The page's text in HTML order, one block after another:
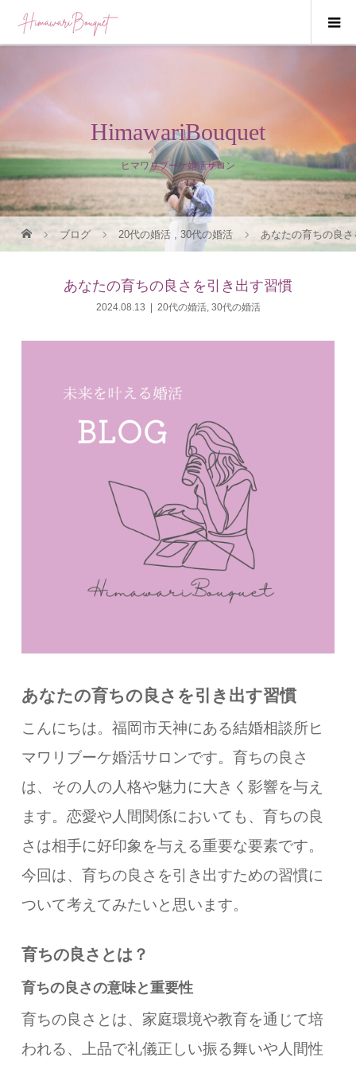
HimawariBouquet
ヒマワリブーケ婚活サロン
ブログ 20代の婚活 ,30代の婚活 あなたの育ちの良
あなたの育ちの良さを引き出す習慣
2024.08.13 20代の婚活, 30代の婚活
あなたの育ちの良さを引き出す習慣
こんにちは。福岡市天神にある結婚相談所ヒ
マワリブーケ婚活サロンです。育ちの良さ
は、その人の人格や魅力に大きく影響を与え
ます。恋愛や人間関係においても、育ちの良
さは相手に好印象を与える重要な要素です。
今回は、育ちの良さを引き出すための習慣に
ついて考えてみたいと思います。
育ちの良さとは？
育ちの良さの意味と重要性
育ちの良さとは、家庭環境や教育を通じて培
われる、上品で礼儀正しい振る舞いや人間性